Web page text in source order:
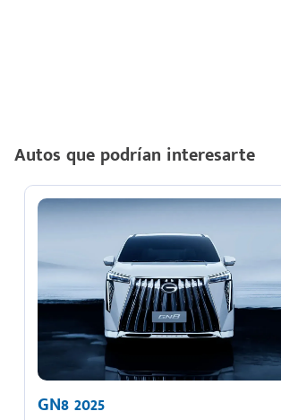
Autos que podrían interesarte
GN8 2025